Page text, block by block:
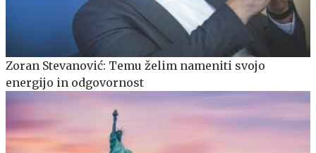
Zoran Stevanović: Temu želim nameniti svojo
energijo in odgovornost